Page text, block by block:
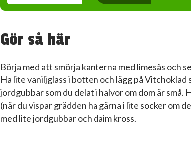
Gör så här
Börja med att smörja kanterna med limesås och
Ha lite vaniljglass i botten och lägg på Vitchoklad
jordgubbar som du delat i halvor om dom är små.
(när du vispar grädden ha gärna i lite socker om
med lite jordgubbar och daim kross.